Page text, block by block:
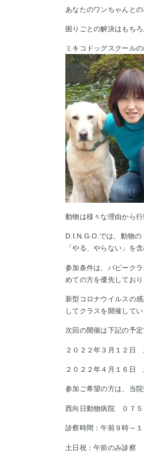
あなたのワンちゃんと
困りごとの解決はもち
ミキコドッグスクール
動物は様々な理由から行
D.I.N.G.O.では、動物
「やる、やらない」を
参加条件は、パピーク
めての方を優先してお
新型コロナウイルスの
してクラスを開催してい
次回の開催は下記の予定
２０２２年３月１２日
２０２２年４月１６日
参加ご希望の方は、当
西向日動物病院 ０７５
診察時間：午前９時～
土日祝：午前のみ診察